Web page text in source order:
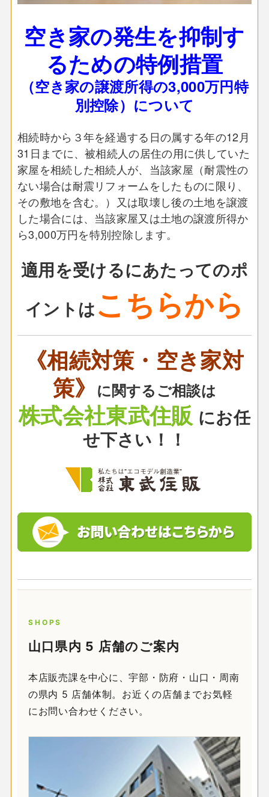
空き家の発生を抑制す
るための特例措置
（空き家の譲渡所得の3,000万円特
別控除）について
相続時から３年を経過する日の属する年の12月
31日までに、被相続人の居住の用に供していた
家屋を相続した相続人が、当該家屋（耐震性の
ない場合は耐震リフォームをしたものに限り、
その敷地を含む。）又は取壊し後の土地を譲渡
した場合には、当該家屋又は土地の譲渡所得か
ら3,000万円を特別控除します。
適用を受けるにあたってのポ
イントはこちらから
《相続対策・空き家対
策》
に関するご相談は
株式会社東武住販 にお任
せ下さい！！
SHOPS
山口県内 5 店舗のご案内
本店販売課を中心に、宇部・防府・山口・周南
の県内 5 店舗体制。お近くの店舗までお気軽
にお問い合わせください。